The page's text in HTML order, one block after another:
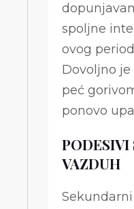
spoljne
ovog
Dovoljno
peć
ponovo
PODESIVI
VAZDUH